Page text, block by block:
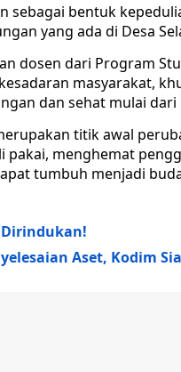
sebagai bentuk
yang ada di Desa
dosen dari Program
masyarakat,
dan sehat mulai
titik awal
pakai, menghemat
tumbuh menjadi
Aset, Kodim